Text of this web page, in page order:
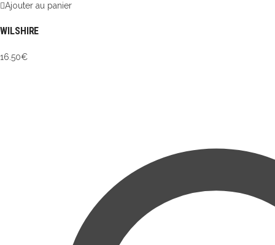
Ajouter au panier
WILSHIRE
16.50€